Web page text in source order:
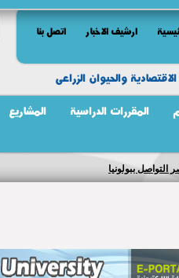
ارشيف الاخبار اتصل بنا
والحيوان الزراعى
المقررات الدراسية المشاريع
الدينية للطلبة المسيحيين